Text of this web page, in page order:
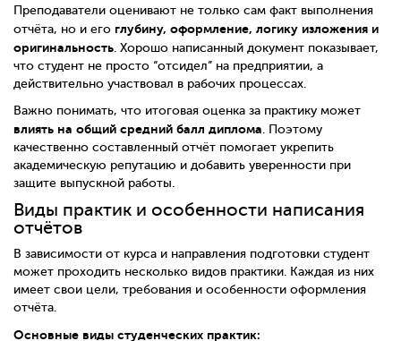
Преподаватели оценивают не только сам факт выполнения
отчёта, но и его глубину, оформление, логику изложения и
оригинальность . Хорошо написанный документ показывает,
что студент не просто “отсидел” на предприятии, а
действительно участвовал в рабочих процессах.
Важно понимать, что итоговая оценка за практику может
влиять на общий средний балл диплома . Поэтому
качественно составленный отчёт помогает укрепить
академическую репутацию и добавить уверенности при
защите выпускной работы.
Виды практик и особенности написания
отчётов
В зависимости от курса и направления подготовки студент
может проходить несколько видов практики. Каждая из них
имеет свои цели, требования и особенности оформления
отчёта.
Основные виды студенческих практик: